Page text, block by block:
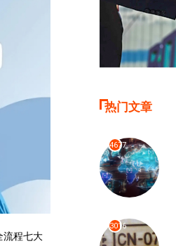
流程七大
热门文章
4677
3016